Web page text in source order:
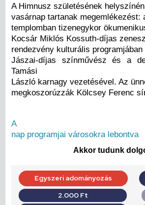
A Himnusz születésének
vasárnap tartanak megemlékezést:
templomban tizenegykor
Kocsár Miklós Kossuth-díjas
rendezvény kulturális
Jászai-díjas színművész és a
Tamási
László karnagy vezetésével. Az
megkoszorúzzák Kölcsey Ferenc
A
nap programjai városokra lebontva
Akkor tudunk